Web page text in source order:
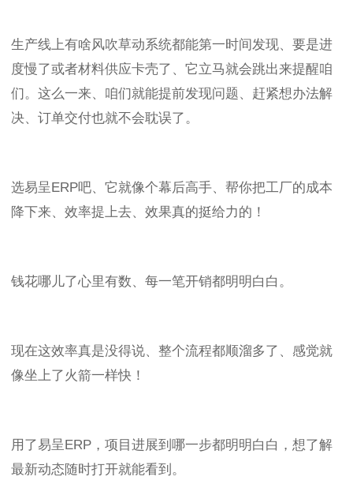
生产线上有啥风吹草动系统都能第一时间发现、要是进
度慢了或者材料供应卡壳了、它立马就会跳出来提醒咱
们。这么一来、咱们就能提前发现问题、赶紧想办法解
决、订单交付也就不会耽误了。
选易呈ERP吧、它就像个幕后高手、帮你把工厂的成本
降下来、效率提上去、效果真的挺给力的！
钱花哪儿了心里有数、每一笔开销都明明白白。
现在这效率真是没得说、整个流程都顺溜多了、感觉就
像坐上了火箭一样快！
用了易呈ERP ，项目进展到哪一步都明明白白，想了解
最新动态随时打开就能看到。